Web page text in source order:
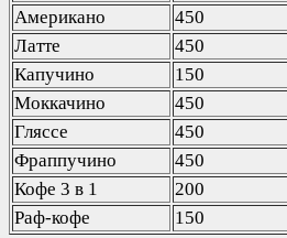
Американо
450
Латте
450
Капучино
150
Моккачино
450
Гляссе
450
Фраппучино
450
Кофе 3 в 1
200
Раф-кофе
150